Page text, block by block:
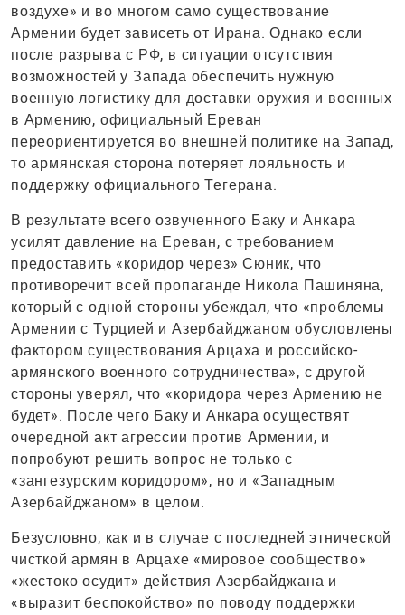
воздухе» и во многом само существование
Армении будет зависеть от Ирана. Однако если
после разрыва с РФ, в ситуации отсутствия
возможностей у Запада обеспечить нужную
военную логистику для доставки оружия и военных
в Армению, официальный Ереван
переориентируется во внешней политике на Запад,
то армянская сторона потеряет лояльность и
поддержку официального Тегерана.
В результате всего озвученного Баку и Анкара
усилят давление на Ереван, с требованием
предоставить «коридор через» Сюник, что
противоречит всей пропаганде Никола Пашиняна,
который с одной стороны убеждал, что «проблемы
Армении с Турцией и Азербайджаном обусловлены
фактором существования Арцаха и российско-
армянского военного сотрудничества», с другой
стороны уверял, что «коридора через Армению не
будет». После чего Баку и Анкара осуществят
очередной акт агрессии против Армении, и
попробуют решить вопрос не только с
«зангезурским коридором», но и «Западным
Азербайджаном» в целом.
Безусловно, как и в случае с последней этнической
чисткой армян в Арцахе «мировое сообщество»
«жестоко осудит» действия Азербайджана и
«выразит беспокойство» по поводу поддержки